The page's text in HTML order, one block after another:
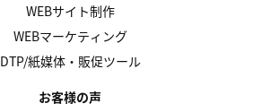
WEBサイト制作
WEBマーケティング
DTP/紙媒体・販促ツール
お客様の声